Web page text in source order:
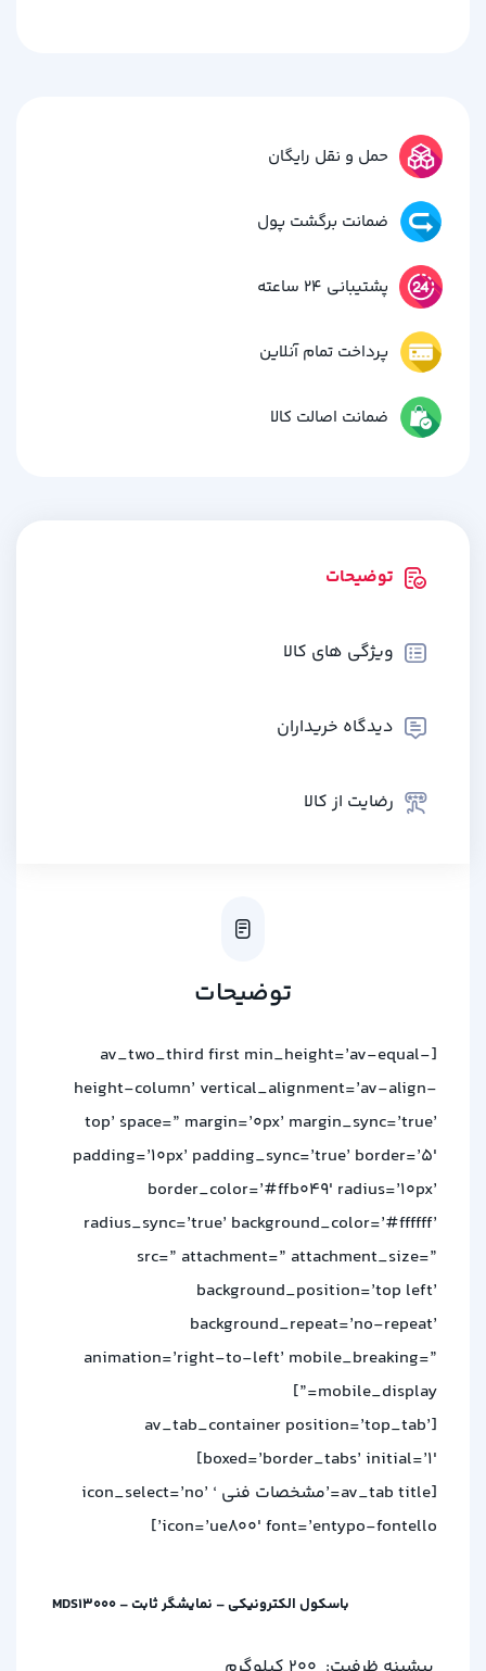
حمل و نقل رایگان
ضمانت برگشت پول
پشتیبانی 24 ساعته
پرداخت تمام آنلاین
ضمانت اصالت کالا
توضیحات
ویژگی های کالا
دیدگاه خریداران
رضایت از کالا
توضیحات
[av_two_third first min_height=’av-equal-
height-column’ vertical_alignment=’av-align-
top’ space=” margin=’0px’ margin_sync=’true’
padding=’10px’ padding_sync=’true’ border=’5′
border_color=’#ffb049′ radius=’10px’
radius_sync=’true’ background_color=’#ffffff’
src=” attachment=” attachment_size=”
background_position=’top left’
background_repeat=’no-repeat’
animation=’right-to-left’ mobile_breaking=”
mobile_display=”]
[av_tab_container position=’top_tab’
boxed=’border_tabs’ initial=’1′]
[av_tab title=’مشخصات فنی ‘ icon_select=’no’
icon=’ue800′ font=’entypo-fontello’]
باسکول الکترونیکی – نمایشگر ثابت – MDS13000